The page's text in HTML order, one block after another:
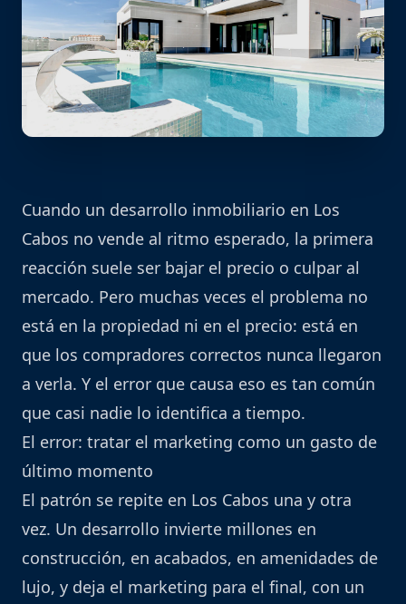
Cuando un desarrollo inmobiliario en Los
Cabos no vende al ritmo esperado, la primera
reacción suele ser bajar el precio o culpar al
mercado. Pero muchas veces el problema no
está en la propiedad ni en el precio: está en
que los compradores correctos nunca llegaron
a verla. Y el error que causa eso es tan común
que casi nadie lo identifica a tiempo.
El error: tratar el marketing como un gasto de
último momento
El patrón se repite en Los Cabos una y otra
vez. Un desarrollo invierte millones en
construcción, en acabados, en amenidades de
lujo, y deja el marketing para el final, con un